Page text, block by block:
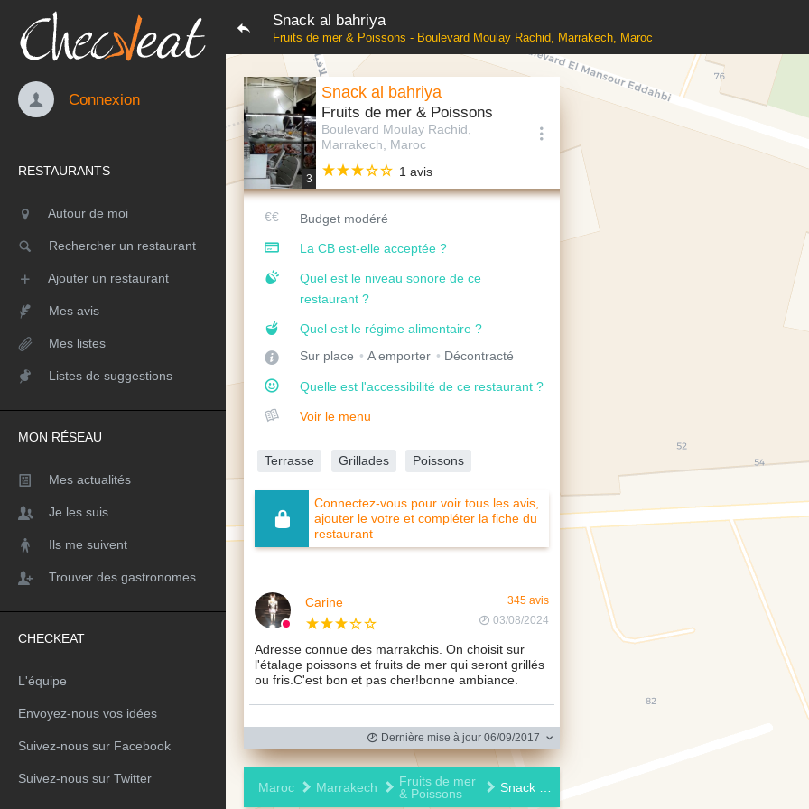
Snack al bahriya
Fruits de mer & Poissons - Boulevard Moulay Rachid, Marrakech, Maroc
Connexion
RESTAURANTS
Autour de moi
Rechercher un restaurant
Ajouter un restaurant
Mes avis
Mes listes
Listes de suggestions
MON RÉSEAU
Mes actualités
Je les suis
Ils me suivent
Trouver des gastronomes
CHECKEAT
L'équipe
Envoyez-nous vos idées
Suivez-nous sur Facebook
Suivez-nous sur Twitter
3
Snack al bahriya
Fruits de mer & Poissons
Boulevard Moulay Rachid,
Marrakech, Maroc
1 avis
Budget modéré
La CB est-elle acceptée ?
Quel est le niveau sonore de ce
restaurant ?
Quel est le régime alimentaire ?
Sur place
A emporter Décontracté
Quelle est l'accessibilité de ce restaurant ?
Voir le menu
Terrasse Grillades Poissons
Connectez-vous pour voir tous les avis,
ajouter le votre et compléter la fiche du
restaurant
Carine
345 avis
03/08/2024
Adresse connue des marrakchis. On choisit sur
l'étalage poissons et fruits de mer qui seront grillés
ou fris.C'est bon et pas cher!bonne ambiance.
Dernière mise à jour 06/09/2017
Maroc Marrakech
Fruits de mer
& Poissons